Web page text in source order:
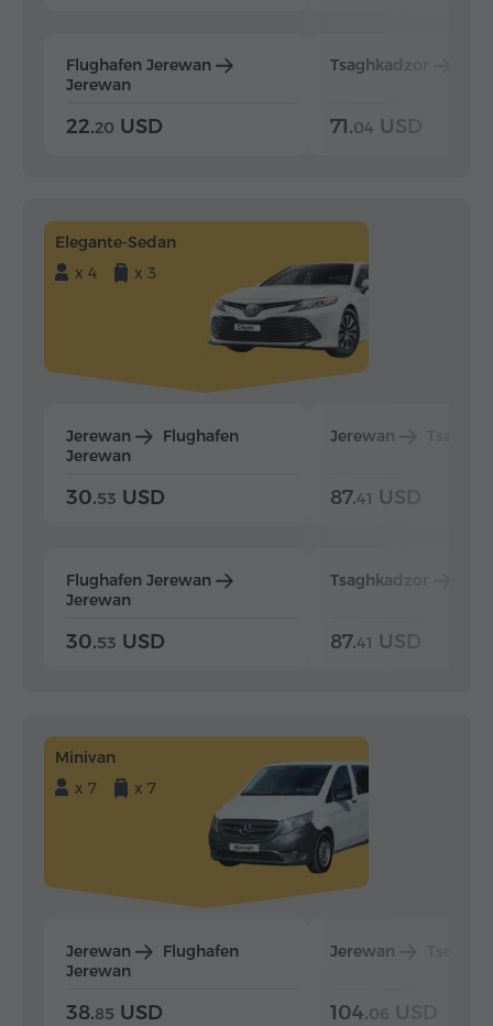
Flughafen Jerewan
Jerewan
22.20 USD
Tsaghkadzor
71.04 USD
Elegante-Sedan
x 4
x 3
Jerewan
Flughafen
Jerewan
30.53 USD
Flughafen Jerewan
Jerewan
30.53 USD
Jerewan
87.41 USD
Tsaghkadzor
87.41 USD
Minivan
x 7
x 7
Jerewan
Flughafen
Jerewan
38.85 USD
Jerewan
104.06 USD